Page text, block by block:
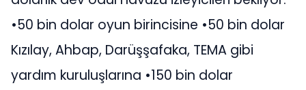
•50 bin dolar oyun birincisine •50 bin dolar
Kızılay, Ahbap, Darüşşafaka, TEMA gibi
yardım kuruluşlarına •150 bin dolar